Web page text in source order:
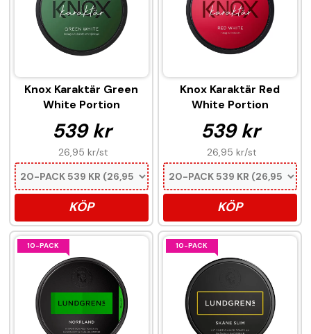
Knox Karaktär Green
White Portion
539 kr
26,95 kr/st
KÖP
Knox Karaktär Red
White Portion
539 kr
26,95 kr/st
KÖP
10-PACK 10-PACK